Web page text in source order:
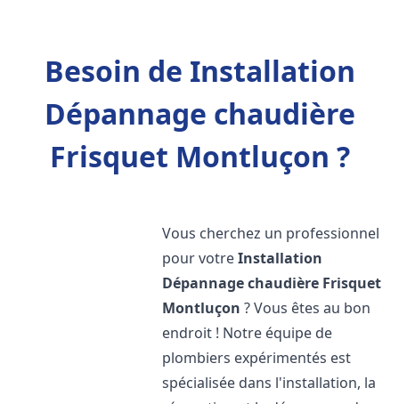
Besoin de Installation
Dépannage chaudière
Frisquet Montluçon ?
Vous cherchez un professionnel
pour votreInstallation
Dépannage chaudière Frisquet
Montluçon ? Vous êtes au bon
endroit ! Notre équipe de
plombiers expérimentés est
spécialisée dans l'installation, la